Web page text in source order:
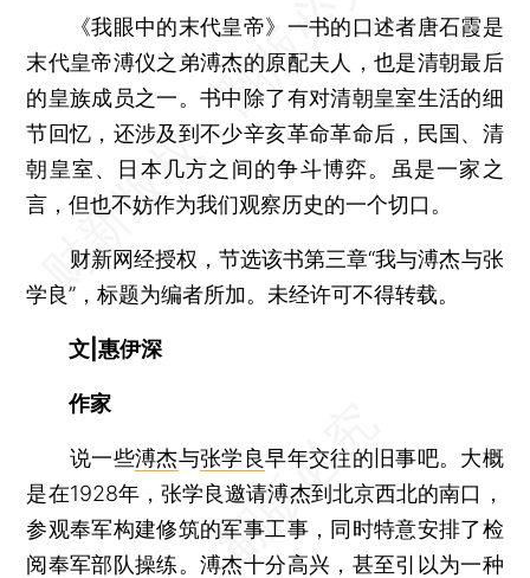
《我眼中的末代皇帝》一书的口述者唐石霞是
末代皇帝溥仪之弟溥杰的原配夫人，也是清朝最后
的皇族成员之一。书中除了有对清朝皇室生活的细
节回忆，还涉及到不少辛亥革命革命后，民国、清
朝皇室、日本几方之间的争斗博弈。虽是一家之
言，但也不妨作为我们观察历史的一个切口。
财新网经授权，节选该书第三章“我与溥杰与张
学良”，标题为编者所加。未经许可不得转载。
文|惠伊深
作家
说一些溥杰与张学良早年交往的旧事吧。大概
是在1928年，张学良邀请溥杰到北京西北的南口，
参观奉军构建修筑的军事工事，同时特意安排了检
阅奉军部队操练。溥杰十分高兴，甚至引以为一种